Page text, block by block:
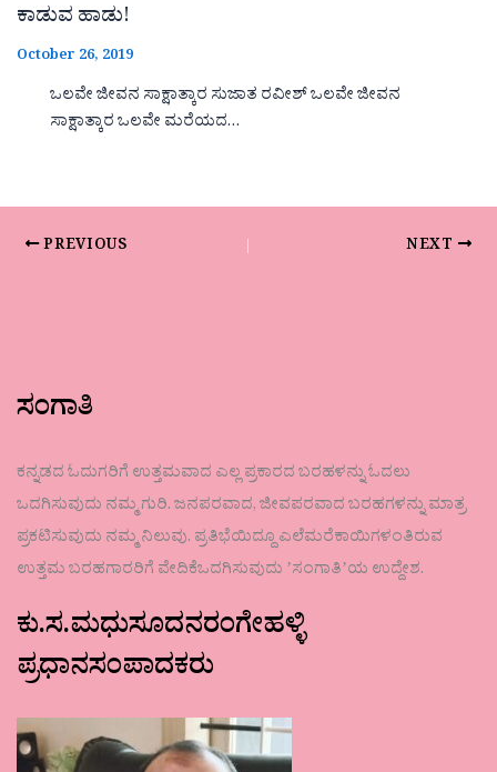
ಕಾಡುವ ಹಾಡು!
October 26, 2019
ಒಲವೇ ಜೀವನ ಸಾಕ್ಷಾತ್ಕಾರ ಸುಜಾತ ರವೀಶ್ ಒಲವೇ ಜೀವನ
ಸಾಕ್ಷಾತ್ಕಾರ ಒಲವೇ ಮರೆಯದ…
PREVIOUS NEXT
ಸಂಗಾತಿ
ಕನ್ನಡದ ಓದುಗರಿಗೆ ಉತ್ತಮವಾದ ಎಲ್ಲ ಪ್ರಕಾರದ ಬರಹಳನ್ನು ಓದಲು
ಒದಗಿಸುವುದು ನಮ್ಮ ಗುರಿ. ಜನಪರವಾದ, ಜೀವಪರವಾದ ಬರಹಗಳನ್ನು ಮಾತ್ರ
ಪ್ರಕಟಿಸುವುದು ನಮ್ಮ ನಿಲುವು. ಪ್ರತಿಭೆಯಿದ್ದೂ ಎಲೆಮರೆಕಾಯಿಗಳಂತಿರುವ
ಉತ್ತಮ ಬರಹಗಾರರಿಗೆ ವೇದಿಕೆಒದಗಿಸುವುದು ʼಸಂಗಾತಿʼಯ ಉದ್ದೇಶ.
ಕು.ಸ.ಮಧುಸೂದನರಂಗೇಹಳ್ಳಿ
ಪ್ರಧಾನಸಂಪಾದಕರು